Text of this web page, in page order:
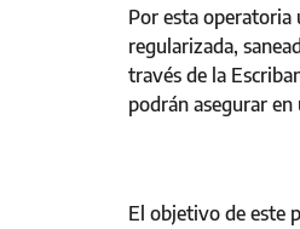
Por esta operatoria
regularizada,
través de la
podrán asegurar
El objetivo de este